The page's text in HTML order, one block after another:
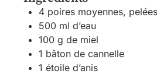
4 poires moyennes, pelées
500 ml d’eau
100 g de miel
1 bâton de cannelle
1 étoile d’anis